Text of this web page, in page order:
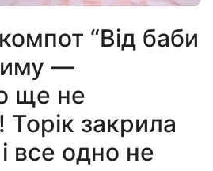
“Від баби
—
ще не
закрила
все одно не